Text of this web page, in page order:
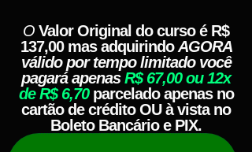
O Valor Original do curso é R$
137,00 mas adquirindoAGORA
válido por tempo limitado você
pagará apenasR$ 67,00 ou 12x
de R$ 6,70 parcelado apenas no
cartão de crédito OU à vista no
Boleto Bancário e PIX.